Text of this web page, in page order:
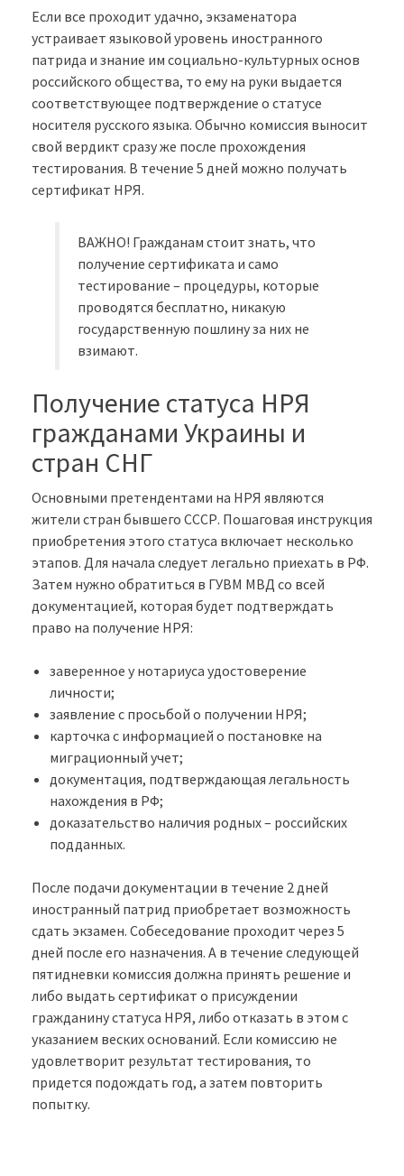
Если все проходит удачно, экзаменатора
устраивает языковой уровень иностранного
патрида и знание им социально-культурных основ
российского общества, то ему на руки выдается
соответствующее подтверждение о статусе
носителя русского языка. Обычно комиссия выносит
свой вердикт сразу же после прохождения
тестирования. В течение 5 дней можно получать
сертификат НРЯ.
ВАЖНО! Гражданам стоит знать, что
получение сертификата и само
тестирование – процедуры, которые
проводятся бесплатно, никакую
государственную пошлину за них не
взимают.
Получение статуса НРЯ
гражданами Украины и
стран СНГ
Основными претендентами на НРЯ являются
жители стран бывшего СССР. Пошаговая инструкция
приобретения этого статуса включает несколько
этапов. Для начала следует легально приехать в РФ.
Затем нужно обратиться в ГУВМ МВД со всей
документацией, которая будет подтверждать
право на получение НРЯ:
заверенное у нотариуса удостоверение
личности;
заявление с просьбой о получении НРЯ;
карточка с информацией о постановке на
миграционный учет;
документация, подтверждающая легальность
нахождения в РФ;
доказательство наличия родных – российских
подданных.
После подачи документации в течение 2 дней
иностранный патрид приобретает возможность
сдать экзамен. Собеседование проходит через 5
дней после его назначения. А в течение следующей
пятидневки комиссия должна принять решение и
либо выдать сертификат о присуждении
гражданину статуса НРЯ, либо отказать в этом с
указанием веских оснований. Если комиссию не
удовлетворит результат тестирования, то
придется подождать год, а затем повторить
попытку.